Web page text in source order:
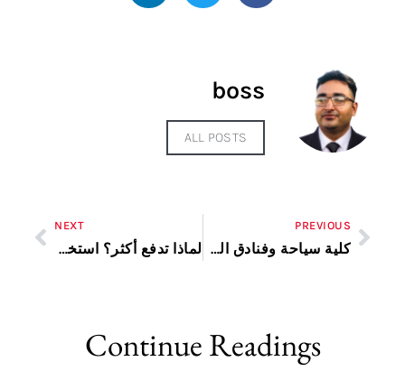
boss
ALL POSTS
PREVIOUS
كلية سياحة وفنادق المنصورة
NEXT
لماذا تدفع أكثر؟ استخدم كوبونات GC Coupons وابدأ رحلة التوفير الآن
Continue Readings